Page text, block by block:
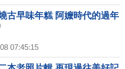
古早味年糕 阿嬤時代的過年
07:45:15